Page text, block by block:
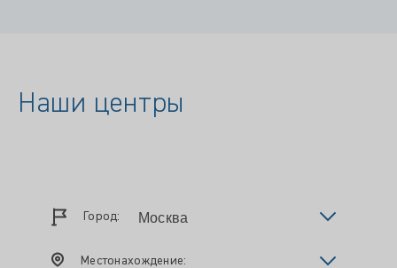
Наши центры
Город:
Местонахождение: